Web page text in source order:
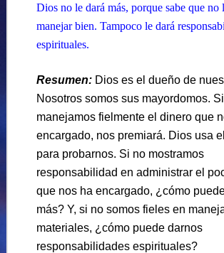
Dios no le dará más, porque sabe que no
manejar bien. Tampoco le dará
espirituales.
Resumen:Dios es el dueño de
Nosotros somos sus mayordomos. Si
manejamos fielmente el dinero que
encargado, nos premiará. Dios usa
para probarnos. Si no mostramos
responsabilidad en administrar el
que nos ha encargado, ¿cómo
más? Y, si no somos fieles en
materiales, ¿cómo puede darnos
responsabilidades espirituales?